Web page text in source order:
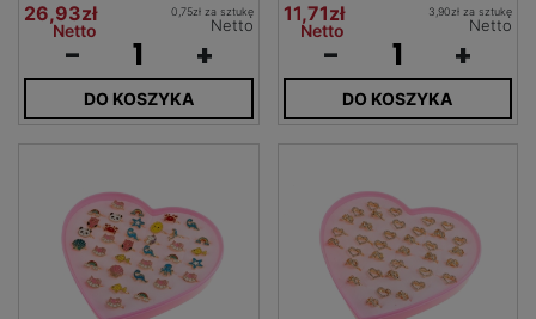
26,93zł
Netto
0,75zł za sztukę
Netto
- +
DO KOSZYKA
11,71zł
Netto
3,90zł za sztukę
Netto
- +
DO KOSZYKA